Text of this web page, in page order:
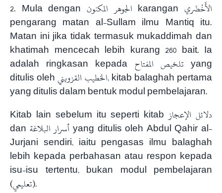
2. Mula dengan الجوهر المكنون karangan الأَخْضَري
pengarang matan al-Sullam ilmu Mantiq itu.
Matan ini jika tidak termasuk mukaddimah dan
khatimah mencecah lebih kurang 260 bait. Ia
adalah ringkasan kepada تلخيص المفتاح yang
ditulis oleh الخطيب القزويني, kitab balaghah pertama
yang ditulis dalam bentuk modul pembelajaran.
Kitab lain sebelum itu seperti kitab دلائل الإعجاز
dan أسرار البلاغة yang ditulis oleh Abdul Qahir al-
Jurjani sendiri, iaitu pengasas ilmu balaghah
lebih kepada perbahasan atau respon kepada
isu-isu tertentu, bukan modul pembelajaran
(تعليمي).